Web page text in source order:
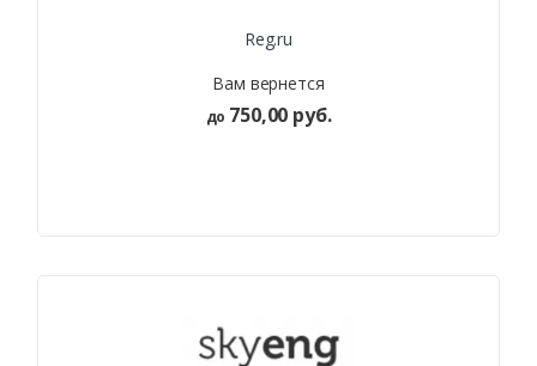
Reg.ru
Вам вернется
до 750,00 руб.